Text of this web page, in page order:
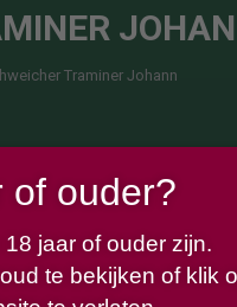
Traminer Johann
of ouder?
jaar of ouder zijn.
te bekijken of klik